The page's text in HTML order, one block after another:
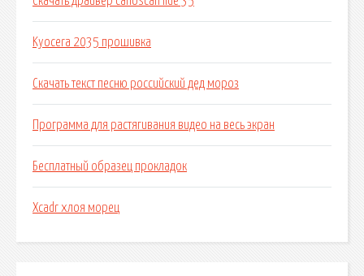
Kyocera 2035 прошивка
Скачать текст песню российский дед мороз
Программа для растягивания видео на весь экран
Бесплатный образец прокладок
Xcadr хлоя морец